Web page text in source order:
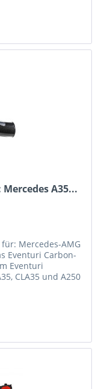
A35...
Mercedes-AMG
Eventuri Carbon-
Eventuri
CLA35 und A250